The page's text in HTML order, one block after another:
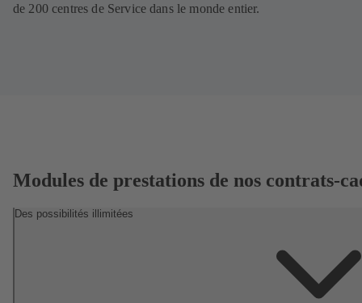
de 200 centres de Service dans le monde entier.
Modules de prestations de nos contrats-
Des possibilités illimitées